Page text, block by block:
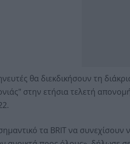
θα διεκδικήσουν τη
στην ετήσια τελετή
τα BRIT να